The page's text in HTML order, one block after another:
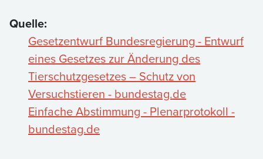
Quelle:
Gesetzentwurf Bundesregierung - Entwurf
eines Gesetzes zur Änderung des
Tierschutzgesetzes – Schutz von
Versuchstieren - bundestag.de
Einfache Abstimmung - Plenarprotokoll -
bundestag.de